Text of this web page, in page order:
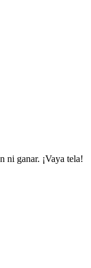
ni ganar. ¡Vaya tela!